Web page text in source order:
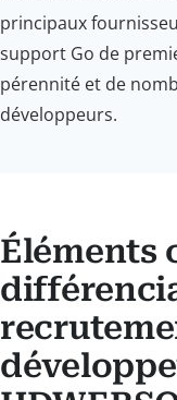
principaux
support Go de
pérennité et de
développeurs.
Éléments